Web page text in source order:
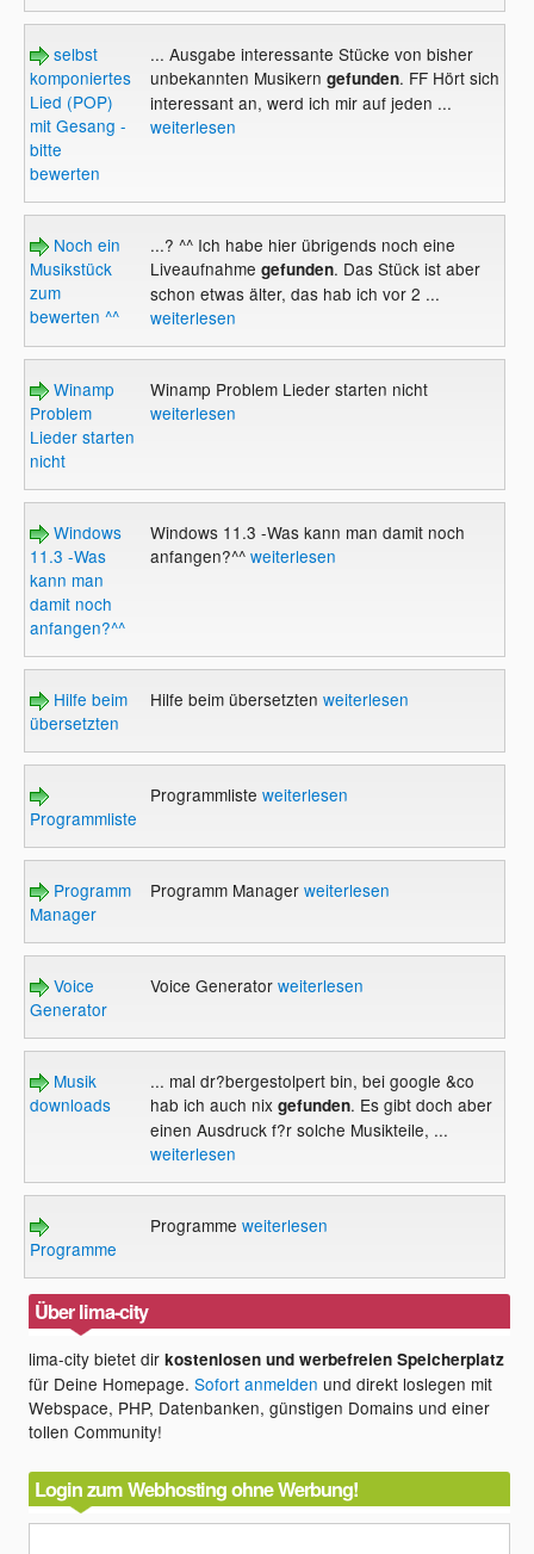
selbst
komponiertes
Lied (POP)
mit Gesang -
bitte
bewerten
... Ausgabe interessante Stücke von bisher
unbekannten Musikern gefunden. FF Hört sich
interessant an, werd ich mir auf jeden ...
weiterlesen
Noch ein
Musikstück
zum
bewerten ^^
...? ^^ Ich habe hier übrigends noch eine
Liveaufnahme gefunden. Das Stück ist aber
schon etwas älter, das hab ich vor 2 ...
weiterlesen
Winamp
Problem
Lieder starten
nicht
Winamp Problem Lieder starten nicht
weiterlesen
Windows
11.3 -Was
kann man
damit noch
anfangen?^^
Windows 11.3 -Was kann man damit noch
anfangen?^^ weiterlesen
Hilfe beim
übersetzten
Hilfe beim übersetzten weiterlesen
Programmliste
Programmliste weiterlesen
Programm
Manager
Programm Manager weiterlesen
Voice
Generator
Voice Generator weiterlesen
Musik
downloads
... mal dr?bergestolpert bin, bei google &co
hab ich auch nix gefunden. Es gibt doch aber
einen Ausdruck f?r solche Musikteile, ...
weiterlesen
Programme
Programme weiterlesen
Über lima-city
lima-city bietet dirkostenlosen und werbefreien Speicherplatz
für Deine Homepage.Sofort anmelden und direkt loslegen mit
Webspace, PHP, Datenbanken, günstigen Domains und einer
tollen Community!
Login zum Webhosting ohne Werbung!